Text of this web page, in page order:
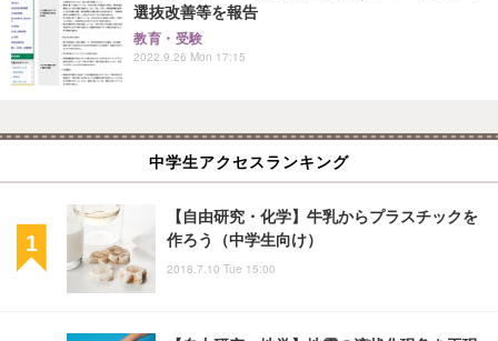
選抜改善等を報告
教育・受験
2022.9.26 Mon 17:15
中学生アクセスランキング
【自由研究・化学】牛乳からプラスチックを
作ろう（中学生向け）
2018.7.10 Tue 15:00